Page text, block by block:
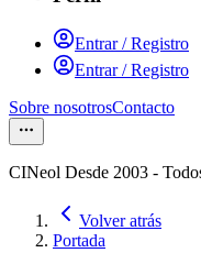
Entrar / Registro
Entrar / Registro
Sobre nosotrosContacto
CINeol Desde 2003 -
Volver atrás
Portada